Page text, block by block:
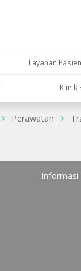
Layanan Pasien
KIinik
Perawatan
Informasi